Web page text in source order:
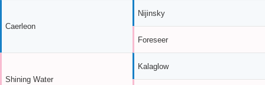
Caerleon
Shining Water
Nijinsky
Foreseer
Kalaglow